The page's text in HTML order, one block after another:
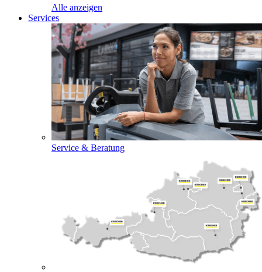
Alle anzeigen
Services
Service & Beratung